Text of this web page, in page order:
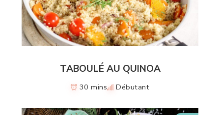
TABOULÉ AU QUINOA
30 mins Débutant